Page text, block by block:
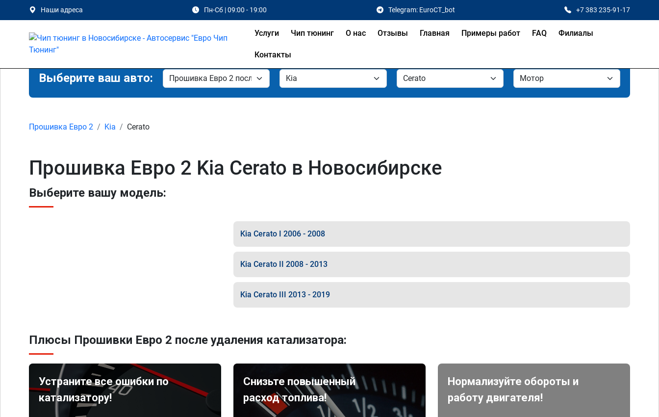
Наши адреса Пн-Сб | 09:00 - 19:00 Telegram: EuroCT_bot +7 383 235-91-17
Услуги Чип тюнинг О нас Отзывы Главная Примеры работ FAQ Филиалы
Контакты
Выберите ваш авто:
Прошивка Евро 2 Kia Cerato
Прошивка Евро 2 Kia Cerato в Новосибирске
Выберите вашу модель:
Kia Cerato I 2006 - 2008
Kia Cerato II 2008 - 2013
Kia Cerato III 2013 - 2019
Плюсы Прошивки Евро 2 после удаления катализатора:
Устраните все ошибки по
катализатору!
Снизьте повышенный
расход топлива!
Нормализуйте обороты и
работу двигателя!